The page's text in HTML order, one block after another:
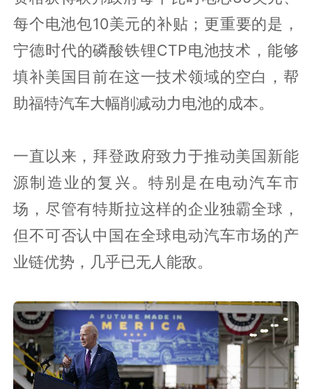
每个电池包10美元的补贴；更重要的是，
宁德时代的磷酸铁锂CTP电池技术，能够
填补美国目前在这一技术领域的空白，帮
助福特汽车大幅削减动力电池的成本。
一直以来，拜登政府致力于推动美国新能
源制造业的复兴。特别是在电动汽车市
场，尽管有特斯拉这样的企业独霸全球，
但不可否认中国在全球电动汽车市场的产
业链优势，几乎已无人能敌。